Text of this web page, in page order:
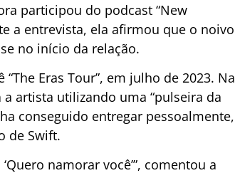
participou do podcast “New
a entrevista, ela afirmou que o noivo
no início da relação.
Eras Tour”, em julho de 2023. Na
artista utilizando uma “pulseira da
conseguido entregar pessoalmente,
de Swift.
namorar você’”, comentou a